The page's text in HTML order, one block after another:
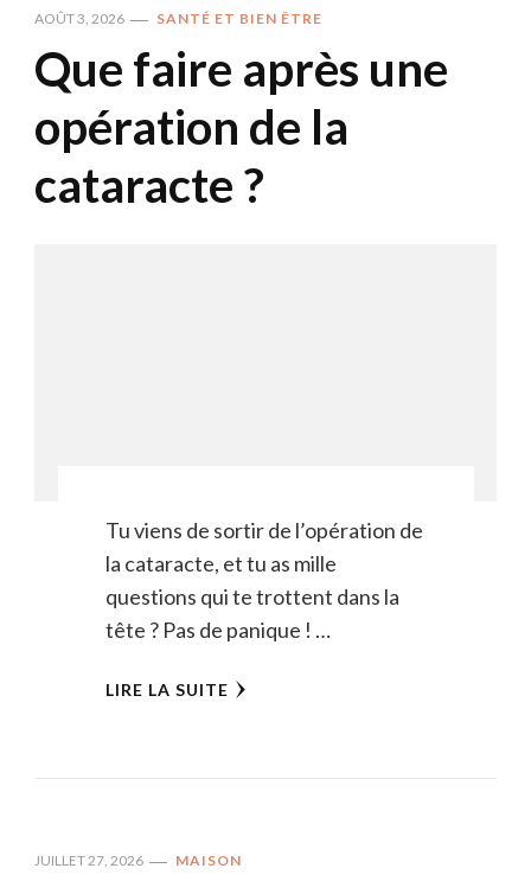
AOÛT 3, 2026 SANTÉ ET BIEN ÊTRE
Que faire après une
opération de la
cataracte ?
Tu viens de sortir de l’opération de
la cataracte, et tu as mille
questions qui te trottent dans la
tête ? Pas de panique ! …
LIRE LA SUITE
JUILLET 27, 2026 MAISON